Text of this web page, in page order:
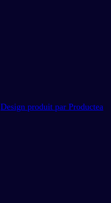
Design produit par Productea